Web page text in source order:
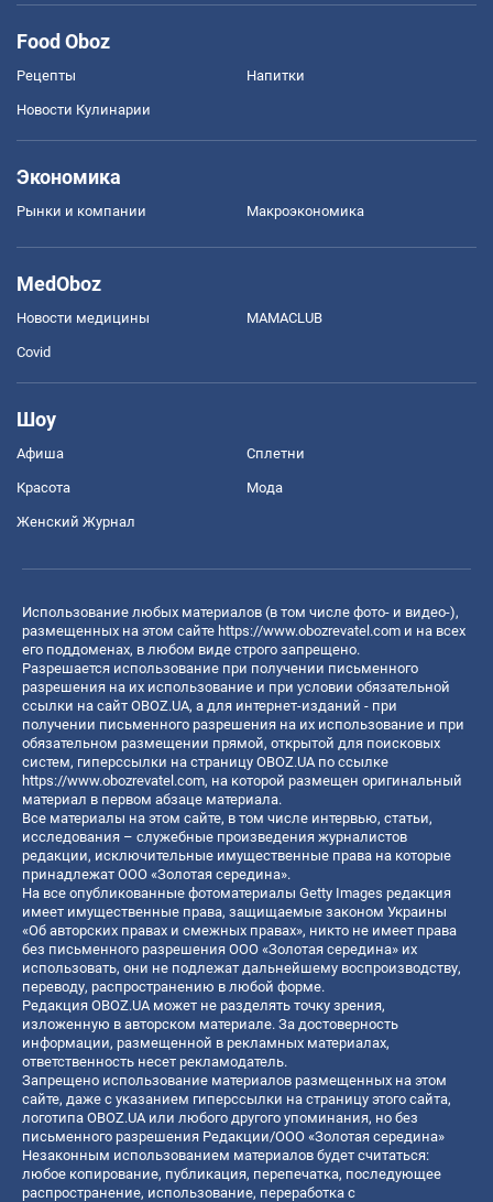
Food Oboz
Рецепты Напитки
Новости Кулинарии
Экономика
Рынки и компании Mакроэкономика
MedOboz
Новости медицины MAMACLUB
Covid
Шоу
Афиша Сплетни
Красота Мода
Женский Журнал
Использование любых материалов (в том числе фото- и видео-),
размещенных на этом сайте https://www.obozrevatel.com и на всех
его поддоменах, в любом виде строго запрещено.
Разрешается использование при получении письменного
разрешения на их использование и при условии обязательной
ссылки на сайт OBOZ.UA, а для интернет-изданий - при
получении письменного разрешения на их использование и при
обязательном размещении прямой, открытой для поисковых
систем, гиперссылки на страницу OBOZ.UA по ссылке
https://www.obozrevatel.com, на которой размещен оригинальный
материал в первом абзаце материала.
Все материалы на этом сайте, в том числе интервью, статьи,
исследования – служебные произведения журналистов
редакции, исключительные имущественные права на которые
принадлежат ООО «Золотая середина».
На все опубликованные фотоматериалы Getty Images редакция
имеет имущественные права, защищаемые законом Украины
«Об авторских правах и смежных правах», никто не имеет права
без письменного разрешения ООО «Золотая середина» их
использовать, они не подлежат дальнейшему воспроизводству,
переводу, распространению в любой форме.
Редакция OBOZ.UA может не разделять точку зрения,
изложенную в авторском материале. За достоверность
информации, размещенной в рекламных материалах,
ответственность несет рекламодатель.
Запрещено использование материалов размещенных на этом
сайте, даже с указанием гиперссылки на страницу этого сайта,
логотипа OBOZ.UA или любого другого упоминания, но без
письменного разрешения Редакции/ООО «Золотая середина»
Незаконным использованием материалов будет считаться:
любое копирование, публикация, перепечатка, последующее
распространение, использование, переработка с